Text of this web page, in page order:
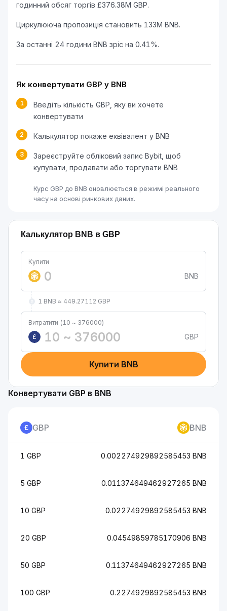
годинний обсяг торгів £376.38M GBP.
Циркулююча пропозиція становить 133M BNB.
За останні 24 години BNB зріс на 0.41%.
Як конвертувати GBP у BNB
1
Введіть кількість GBP, яку ви хочете
конвертувати
2 Калькулятор покаже еквівалент у BNB
3
Зареєструйте обліковий запис Bybit, щоб
купувати, продавати або торгувати BNB
Курс GBP до BNB оновлюється в режимі реального
часу на основі ринкових даних.
Калькулятор BNB в GBP
Купити
BNB
1 BNB ≈ 449.27112 GBP
Витратити (10 ~ 376000)
£
GBP
Купити BNB
Конвертувати GBP в BNB
GBP BNB
1 GBP 0.002274929892585453 BNB
5 GBP 0.011374649462927265 BNB
10 GBP 0.02274929892585453 BNB
20 GBP 0.04549859785170906 BNB
50 GBP 0.11374649462927265 BNB
100 GBP 0.2274929892585453 BNB